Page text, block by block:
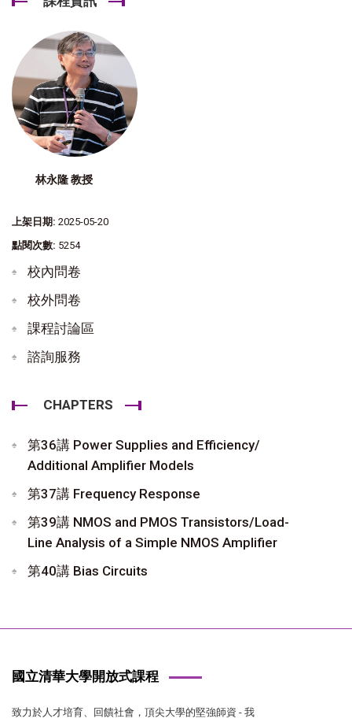
林永隆 教授
上架日期: 2025-05-20
點閱次數: 5254
校內問卷
校外問卷
課程討論區
諮詢服務
CHAPTERS
第36講 Power Supplies and Efficiency/
Additional Amplifier Models
第37講 Frequency Response
第39講 NMOS and PMOS Transistors/Load-
Line Analysis of a Simple NMOS Amplifier
第40講 Bias Circuits
國立清華大學開放式課程
致力於人才培育、回饋社會，頂尖大學的堅強師資 - 我